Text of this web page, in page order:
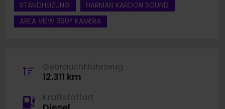
STANDHEIZUNG
HARMAN KARDON SOUND
AREA VIEW 360° KAMERA
Gebrauchtfahrzeug
12.311 km
Kraftstoffart